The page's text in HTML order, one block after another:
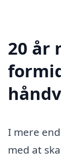
20 år
I mere
med at